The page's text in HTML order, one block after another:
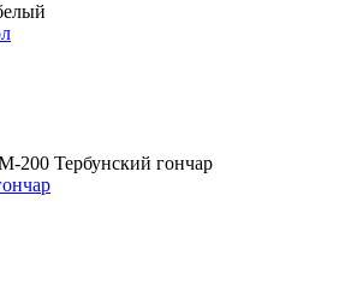
200 Тербунский гончар